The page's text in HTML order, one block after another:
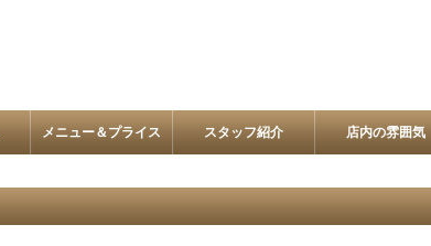
メニュー＆プライス スタッフ紹介 店内の雰囲気